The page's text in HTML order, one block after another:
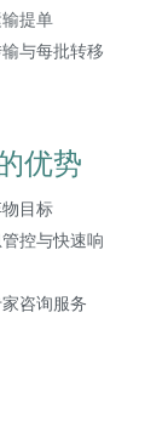
提单
与每批转移
优势
目标
控与快速响
咨询服务